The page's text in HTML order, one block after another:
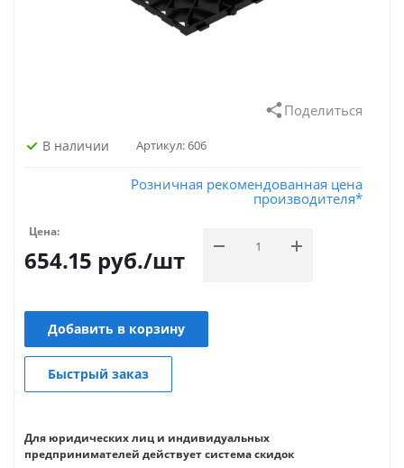
Поделиться
В наличии Артикул:606
Розничная рекомендованная цена
производителя*
Цена:
654.15 руб./шт
Добавить в корзину
Быстрый заказ
Для юридических лиц и индивидуальных
предпринимателей действует система скидок